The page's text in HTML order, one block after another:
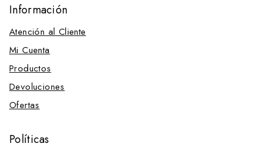
Bozales y Baberos
Cabezadas
Menorquinas
Cabezadas y Accesorios
Blincas
Cabezadas
Cuadra
Información
Atención al Cliente
Mi Cuenta
Productos
Devoluciones
Ofertas
Políticas